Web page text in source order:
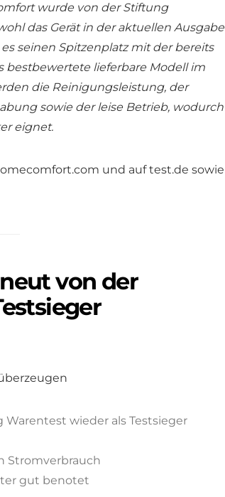
wurde von der Stiftung
das Gerät in der aktuellen Ausgabe
seinen Spitzenplatz mit der bereits
bestbewertete lieferbare Modell im
die Reinigungsleistung, der
sowie der leise Betrieb, wodurch
eignet.
und auf test.de sowie
von der
wieder als Testsieger
Stromverbrauch
gut benotet